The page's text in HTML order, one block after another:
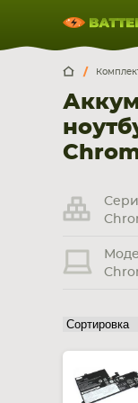
Москва
г. Москва,
5 мин. ходьбы
+7
9:00-21:00
смартфона,